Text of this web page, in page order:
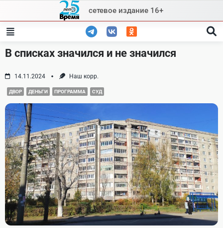
content
сетевое издание 16+
В списках значился и не значился
14.11.2024 Наш корр.
ДВОР ДЕНЬГИ ПРОГРАММА СУД